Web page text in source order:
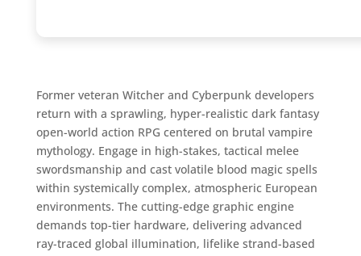
Former veteran Witcher and Cyberpunk developers
return with a sprawling, hyper-realistic dark fantasy
open-world action RPG centered on brutal vampire
mythology. Engage in high-stakes, tactical melee
swordsmanship and cast volatile blood magic spells
within systemically complex, atmospheric European
environments. The cutting-edge graphic engine
demands top-tier hardware, delivering advanced
ray-traced global illumination, lifelike strand-based